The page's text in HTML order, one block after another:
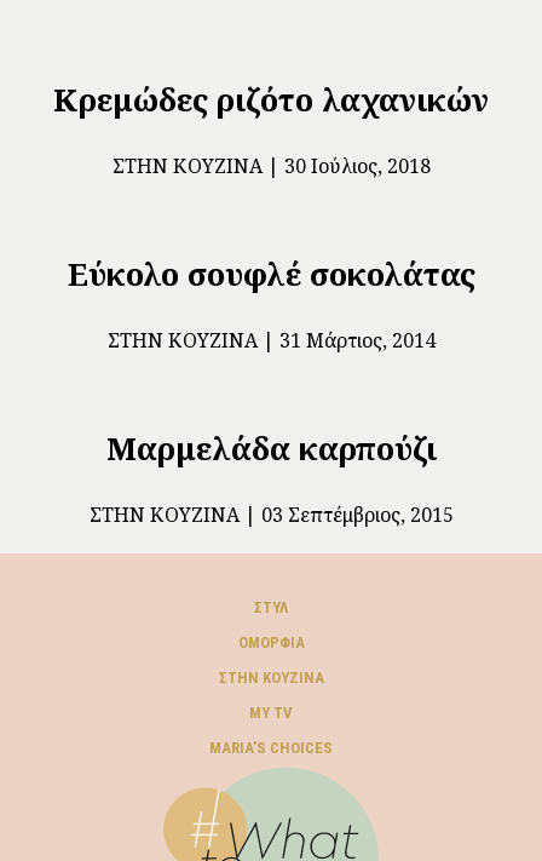
Κρεμώδες ριζότο λαχανικών
ΣΤΗΝ ΚΟΥΖΊΝΑ 30 Ιούλιος, 2018
Εύκολο σουφλέ σοκολάτας
ΣΤΗΝ ΚΟΥΖΊΝΑ 31 Μάρτιος, 2014
Μαρμελάδα καρπούζι
ΣΤΗΝ ΚΟΥΖΊΝΑ 03 Σεπτέμβριος, 2015
ΣΤΥΛ
ΟΜΟΡΦΙΆ
ΣΤΗΝ ΚΟΥΖΊΝΑ
MY TV
ΜARIA’S CHOICES